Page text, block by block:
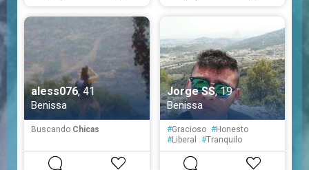
aless076, 41
Benissa
Buscando Chicas
Jorge SS, 19
Benissa
#Gracioso #Honesto
#Liberal #Tranquilo
#Reservado #Atento
Paciente